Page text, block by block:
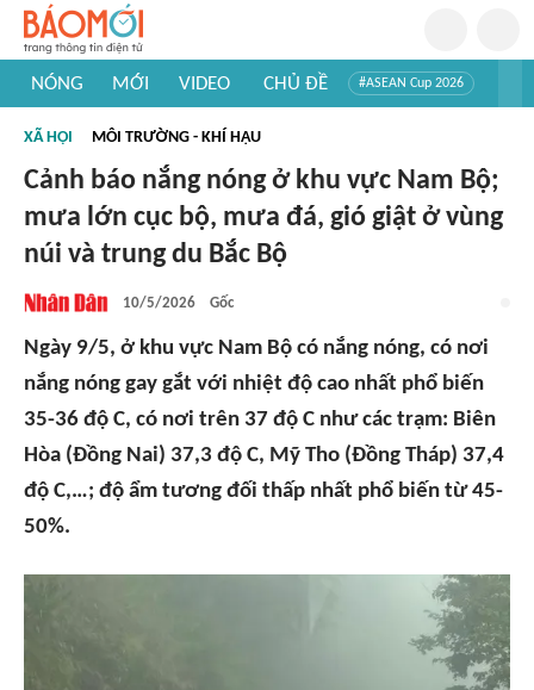
NÓNG MỚI VIDEO CHỦ ĐỀ #ASEAN Cup 2026
#Khám phá Việt Nam
#Khám phá thế giới
XÃ HỘI MÔI TRƯỜNG - KHÍ HẬU
Cảnh báo nắng nóng ở khu vực Nam Bộ;
mưa lớn cục bộ, mưa đá, gió giật ở vùng
núi và trung du Bắc Bộ
10/5/2026 Gốc
Ngày 9/5, ở khu vực Nam Bộ có nắng nóng, có nơi
nắng nóng gay gắt với nhiệt độ cao nhất phổ biến
35-36 độ C, có nơi trên 37 độ C như các trạm: Biên
Hòa (Đồng Nai) 37,3 độ C, Mỹ Tho (Đồng Tháp) 37,4
độ C,…; độ ẩm tương đối thấp nhất phổ biến từ 45-
50%.